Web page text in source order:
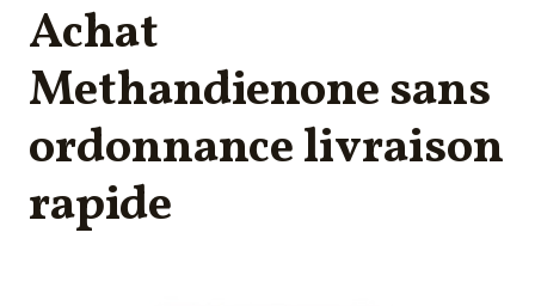
Achat
Methandienone sans
ordonnance livraison
rapide